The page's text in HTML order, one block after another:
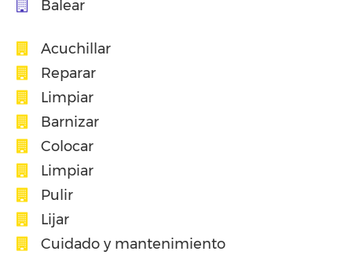
Balear
Acuchillar
Reparar
Limpiar
Barnizar
Colocar
Limpiar
Pulir
Lijar
Cuidado y mantenimiento